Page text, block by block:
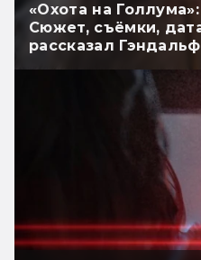
«Охота на
Сюжет, съёмки,
рассказал Гэндальф